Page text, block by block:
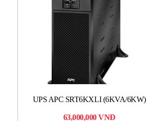
UPS APC SRT6KXLI (6KVA/6KW)
63,000,000VNĐ